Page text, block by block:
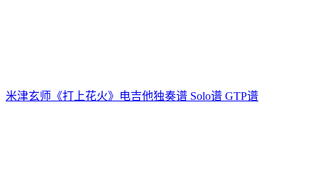
米津玄师《打上花火》电吉他独奏谱 Solo谱 GTP谱